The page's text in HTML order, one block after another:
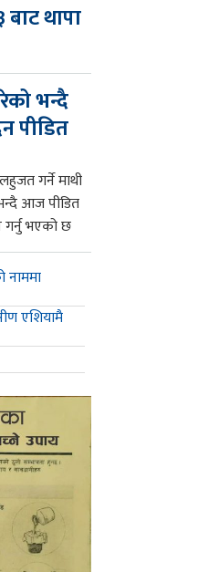
थापा
भन्दै
पीडित
गर्ने माथी
आज पीडित
गर्नु भएको छ
नाममा
एशियामै